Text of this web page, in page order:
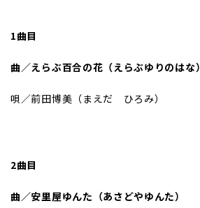
1曲目
曲／えらぶ百合の花（えらぶゆりのはな）
唄／前田博美（まえだ ひろみ）
2曲目
曲／安里屋ゆんた（あさどやゆんた）